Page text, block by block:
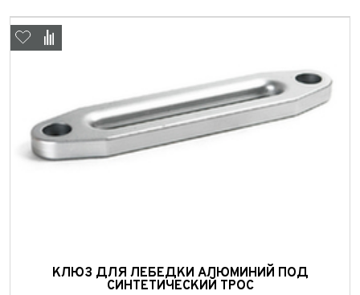
КЛЮЗ ДЛЯ ЛЕБЕДКИ АЛЮМИНИЙ ПОД
СИНТЕТИЧЕСКИЙ ТРОС